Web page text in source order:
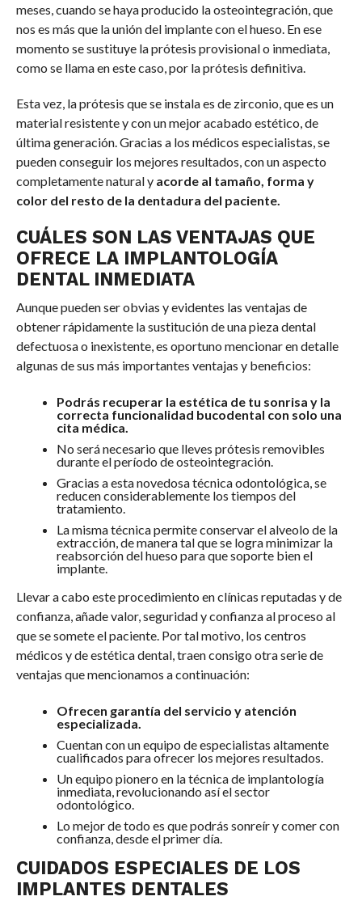
meses, cuando se haya producido la osteointegración, que
nos es más que la unión del implante con el hueso. En ese
momento se sustituye la prótesis provisional o inmediata,
como se llama en este caso, por la prótesis definitiva.
Esta vez, la prótesis que se instala es de zirconio, que es un
material resistente y con un mejor acabado estético, de
última generación. Gracias a los médicos especialistas, se
pueden conseguir los mejores resultados, con un aspecto
completamente natural y acorde al tamaño, forma y
color del resto de la dentadura del paciente.
CUÁLES SON LAS VENTAJAS QUE
OFRECE LA IMPLANTOLOGÍA
DENTAL INMEDIATA
Aunque pueden ser obvias y evidentes las ventajas de
obtener rápidamente la sustitución de una pieza dental
defectuosa o inexistente, es oportuno mencionar en detalle
algunas de sus más importantes ventajas y beneficios:
Podrás recuperar la estética de tu sonrisa y la
correcta funcionalidad bucodental con solo una
cita médica.
No será necesario que lleves prótesis removibles
durante el período de osteointegración.
Gracias a esta novedosa técnica odontológica, se
reducen considerablemente los tiempos del
tratamiento.
La misma técnica permite conservar el alveolo de la
extracción, de manera tal que se logra minimizar la
reabsorción del hueso para que soporte bien el
implante.
Llevar a cabo este procedimiento en clínicas reputadas y de
confianza, añade valor, seguridad y confianza al proceso al
que se somete el paciente. Por tal motivo, los centros
médicos y de estética dental, traen consigo otra serie de
ventajas que mencionamos a continuación:
Ofrecen garantía del servicio y atención
especializada.
Cuentan con un equipo de especialistas altamente
cualificados para ofrecer los mejores resultados.
Un equipo pionero en la técnica de implantología
inmediata, revolucionando así el sector
odontológico.
Lo mejor de todo es que podrás sonreír y comer con
confianza, desde el primer día.
CUIDADOS ESPECIALES DE LOS
IMPLANTES DENTALES